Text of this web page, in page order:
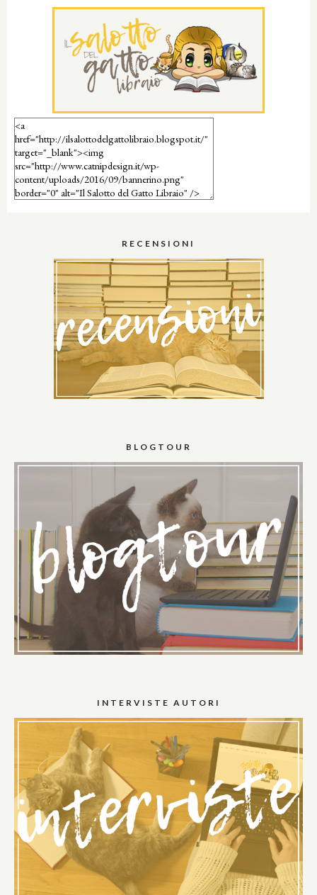
RECENSIONI
BLOGTOUR
INTERVISTE AUTORI